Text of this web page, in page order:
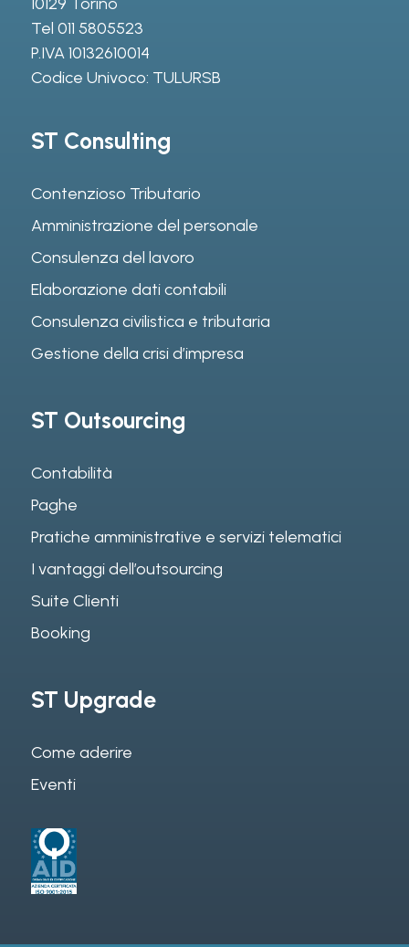
Tel 011 5805523
P.IVA 10132610014
Codice Univoco: TULURSB
ST Consulting
Contenzioso Tributario
Amministrazione del personale
Consulenza del lavoro
Elaborazione dati contabili
Consulenza civilistica e tributaria
Gestione della crisi d’impresa
ST Outsourcing
Contabilità
Paghe
Pratiche amministrative e servizi telematici
I vantaggi dell’outsourcing
Suite Clienti
Booking
ST Upgrade
Come aderire
Eventi